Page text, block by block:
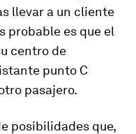
llevar a un cliente
probable es que el
centro de
punto C
pasajero.
posibilidades que,